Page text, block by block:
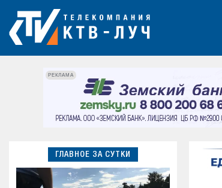
РЕКЛАМА
ГЛАВНОЕ ЗА СУТКИ